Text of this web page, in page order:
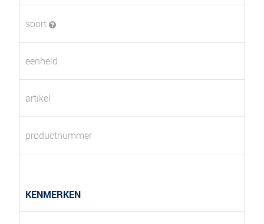
soort
eenheid
artikel
productnummer
KENMERKEN